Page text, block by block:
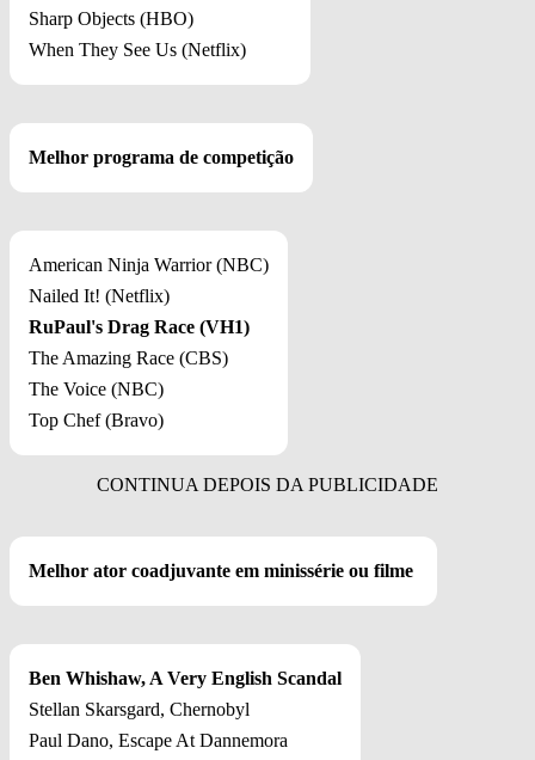
Sharp Objects (HBO)
When They See Us (Netflix)
Melhor programa de competição
American Ninja Warrior (NBC)
Nailed It! (Netflix)
RuPaul's Drag Race (VH1)
The Amazing Race (CBS)
The Voice (NBC)
Top Chef (Bravo)
Melhor ator coadjuvante em minissérie ou filme
Ben Whishaw, A Very English Scandal
Stellan Skarsgard, Chernobyl
Paul Dano, Escape At Dannemora